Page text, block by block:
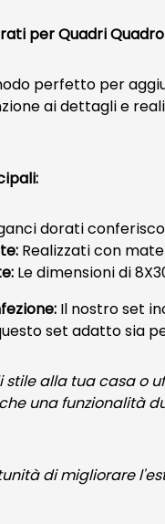
per Quadri
perfetto per
ai dettagli e
dorati
Realizzati con
Le dimensioni di
Il nostro set
set adatto sia
alla tua casa o
una funzionalità
di migliorare